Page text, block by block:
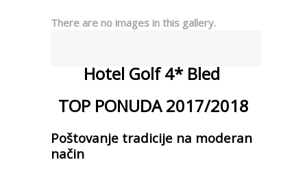
There are no images in this gallery.
Hotel Golf 4* Bled
TOP PONUDA 2017/2018
Poštovanje tradicije na moderan
način